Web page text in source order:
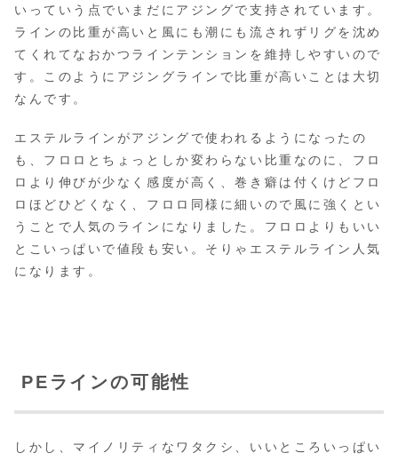
いっていう点でいまだにアジングで支持されています。
ラインの比重が高いと風にも潮にも流されずリグを沈め
てくれてなおかつラインテンションを維持しやすいので
す。このようにアジングラインで比重が高いことは大切
なんです。
エステルラインがアジングで使われるようになったの
も、フロロとちょっとしか変わらない比重なのに、フロ
ロより伸びが少なく感度が高く、巻き癖は付くけどフロ
ロほどひどくなく、フロロ同様に細いので風に強くとい
うことで人気のラインになりました。フロロよりもいい
とこいっぱいで値段も安い。そりゃエステルライン人気
になります。
PEラインの可能性
しかし、マイノリティなワタクシ、いいところいっぱい